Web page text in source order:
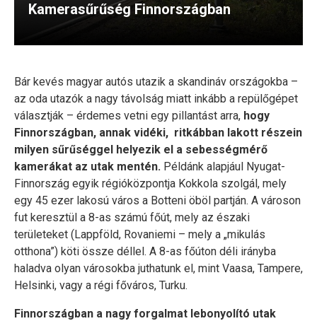
Kamerasűrűség Finnországban
Bár kevés magyar autós utazik a skandináv országokba –
az oda utazók a nagy távolság miatt inkább a repülőgépet
választják – érdemes vetni egy pillantást arra, hogy
Finnországban, annak vidéki, ritkábban lakott részein
milyen sűrűséggel helyezik el a sebességmérő
kamerákat az utak mentén. Példánk alapjául Nyugat-
Finnország egyik régióközpontja Kokkola szolgál, mely
egy 45 ezer lakosú város a Botteni öböl partján. A városon
fut keresztül a 8-as számú főút, mely az északi
területeket (Lappföld, Rovaniemi – mely a „mikulás
otthona”) köti össze déllel. A 8-as főúton déli irányba
haladva olyan városokba juthatunk el, mint Vaasa, Tampere,
Helsinki, vagy a régi főváros, Turku.
Finnországban a nagy forgalmat lebonyolító utak